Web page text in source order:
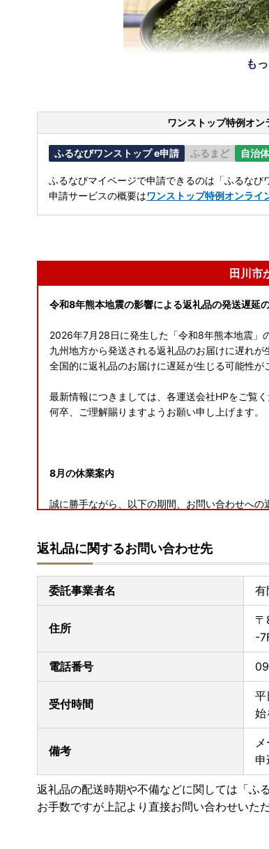
も
ワンストップ特例オン
ふるなびワンストップ e申請 ふるまど 自治
ふるなびマイページで申請できるのは「ふるなび
申請サービスの概要はワンストップ特例オンライ
田川市
令和8年熊本地震の影響による返礼品の発送遅延
2026年7月28日に発生した「令和8年熊本地震」
九州地方から発送される返礼品のお届けに遅れが
全国的に返礼品のお届けに遅延が生じる可能性が
最新情報につきましては、各運送会社HPをご覧く
何卒、ご理解賜りますようお願い申し上げます。
8月の休業案内
誠に勝手ながら、以下の期間、お問い合わせへの
夏季休業日
8月13日（木）～8月16日（日）
---------------------
8月24日（月）・8月25日（火）
◆お問い合わせは窓口対応日に順次ご返信いたし
◆返礼品ページに記載の納期よりお時間をいただ
・寄付者様及び送付先様の都合（住所不明や不在
なった場合、返礼品の再送は致しません。
返礼品に関するお問い合わせ先
委託事業者名 有
住所
-
電話番号
受付時間
始
備考
申
返礼品の配送時期や不備などに関しては「ふ
お手数ですが上記より直接お問い合わせいた